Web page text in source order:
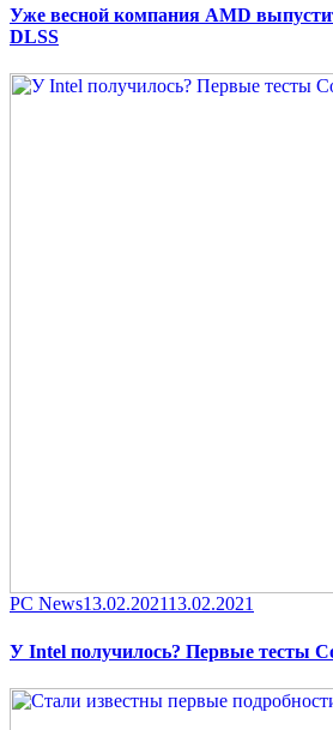
Уже весной компания AMD
DLSS
Category
PC NewsPosted
13.02.202113.02.2021
У Intel получилось? Первые тесты